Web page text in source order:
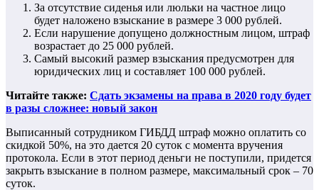
За отсутствие сиденья или люльки на частное лицо
будет наложено взыскание в размере 3 000 рублей.
Если нарушение допущено должностным лицом, штраф
возрастает до 25 000 рублей.
Самый высокий размер взыскания предусмотрен для
юридических лиц и составляет 100 000 рублей.
Читайте также: Сдать экзамены на права в 2020 году будет
в разы сложнее: новый закон
Выписанный сотрудником ГИБДД штраф можно оплатить со
скидкой 50%, на это дается 20 суток с момента вручения
протокола. Если в этот период деньги не поступили, придется
закрыть взыскание в полном размере, максимальный срок – 70
суток.